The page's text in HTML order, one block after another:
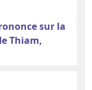
sur la
Thiam,